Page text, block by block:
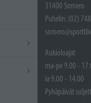
31400 Somero
Puhelin: (02)
Aukioloajat
ma-pe 9.00 -
la 9.00 - 14.00
Pyhäpäivät